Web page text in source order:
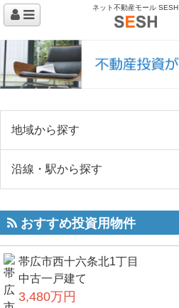
ネット不動産モール SESH
地域から探す
沿線・駅から探す
おすすめ投資用物件
帯広市西十六条北1丁目
中古一戸建て
3,480万円